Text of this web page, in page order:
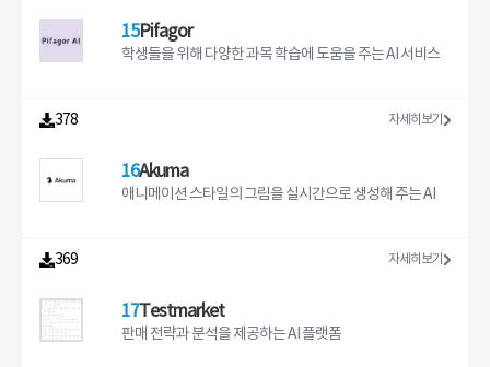
15Pifagor
학생들을 위해 다양한 과목 학습에 도움을 주는 AI 서비스
378 자세히보기
16Akuma
애니메이션 스타일의 그림을 실시간으로 생성해 주는 AI
369 자세히보기
17Testmarket
판매 전략과 분석을 제공하는 AI 플랫폼